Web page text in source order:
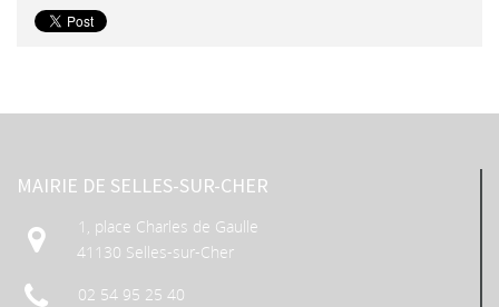
MAIRIE DE SELLES-SUR-CHER
1, place Charles de Gaulle
41130 Selles-sur-Cher
02 54 95 25 40